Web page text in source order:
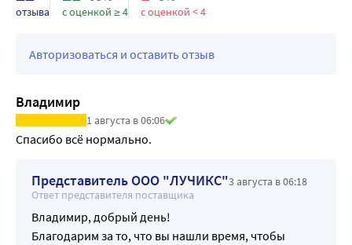
повышение эластичности костно-хрящевой ткани.
• восстановление разрушенных суставов
• ревматизм, артроз, артрит, остеохондроз и миозит
• шейно-грудной и пояснично-крестцовый радикулит
а также как эффективная профилактика заболеваний
отзыва с оценкой ≥ 4 с оценкой < 4
Авторизоваться и оставить отзыв
Владимир
1 августа в 06:06
Спасибо всё нормально.
Представитель ООО "ЛУЧИКС"3 августа в 06:18
Ответ представителя поставщика
Владимир, добрый день!
Благодарим за то, что вы нашли время, чтобы